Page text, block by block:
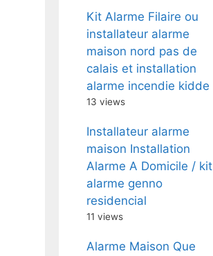
Kit Alarme Filaire ou
installateur alarme
maison nord pas de
calais et installation
alarme incendie kidde
13 views
Installateur alarme
maison Installation
Alarme A Domicile / kit
alarme genno
residencial
11 views
Alarme Maison Que